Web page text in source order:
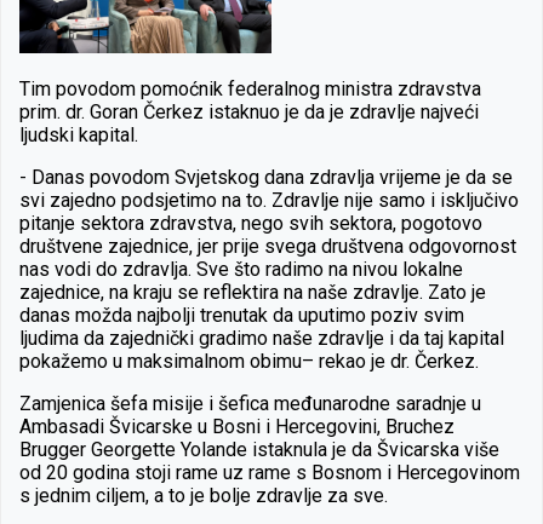
Tim povodom pomoćnik federalnog ministra zdravstva
prim. dr. Goran Čerkez istaknuo je da je zdravlje najveći
ljudski kapital.
- Danas povodom Svjetskog dana zdravlja vrijeme je da se
svi zajedno podsjetimo na to. Zdravlje nije samo i isključivo
pitanje sektora zdravstva, nego svih sektora, pogotovo
društvene zajednice, jer prije svega društvena odgovornost
nas vodi do zdravlja. Sve što radimo na nivou lokalne
zajednice, na kraju se reflektira na naše zdravlje. Zato je
danas možda najbolji trenutak da uputimo poziv svim
ljudima da zajednički gradimo naše zdravlje i da taj kapital
pokažemo u maksimalnom obimu– rekao je dr. Čerkez.
Zamjenica šefa misije i šefica međunarodne saradnje u
Ambasadi Švicarske u Bosni i Hercegovini, Bruchez
Brugger Georgette Yolande istaknula je da Švicarska više
od 20 godina stoji rame uz rame s Bosnom i Hercegovinom
s jednim ciljem, a to je bolje zdravlje za sve.